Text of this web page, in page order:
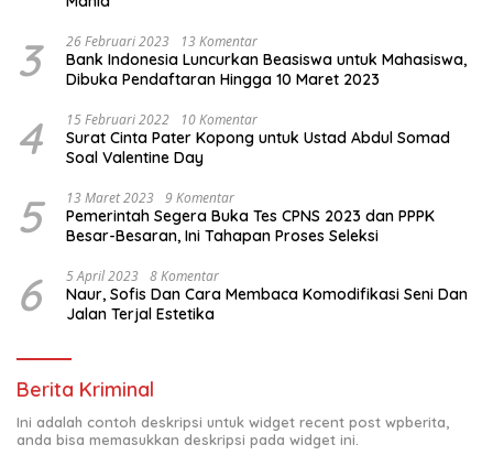
3 26 Februari 2023 13 Komentar
Bank Indonesia Luncurkan Beasiswa untuk Mahasiswa,
Dibuka Pendaftaran Hingga 10 Maret 2023
4 15 Februari 2022 10 Komentar
Surat Cinta Pater Kopong untuk Ustad Abdul Somad
Soal Valentine Day
5 13 Maret 2023 9 Komentar
Pemerintah Segera Buka Tes CPNS 2023 dan PPPK
Besar-Besaran, Ini Tahapan Proses Seleksi
6 5 April 2023 8 Komentar
Naur, Sofis Dan Cara Membaca Komodifikasi Seni Dan
Jalan Terjal Estetika
Berita Kriminal
Ini adalah contoh deskripsi untuk widget recent post wpberita,
anda bisa memasukkan deskripsi pada widget ini.